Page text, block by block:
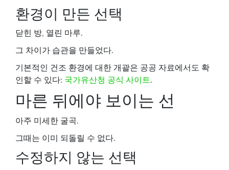
환경이 만든 선택
닫힌 방, 열린 마루.
그 차이가 습관을 만들었다.
기본적인 건조 환경에 대한 개괄은 공공 자료에서도 확
인할 수 있다: 국가유산청 공식 사이트.
마른 뒤에야 보이는 선
아주 미세한 굴곡.
그때는 이미 되돌릴 수 없다.
수정하지 않는 선택